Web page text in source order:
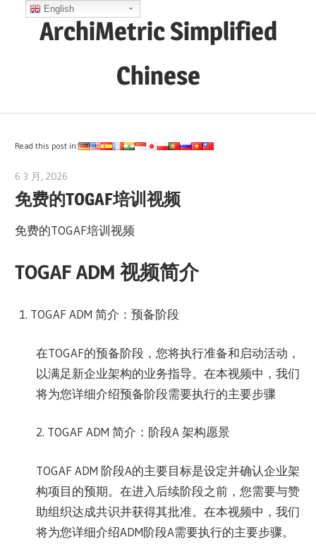
ArchiMetric Simplified
Chinese
Ops,
Agile
and
More
Read this post in:
6 3 月, 2026
免费的TOGAF培训视频
免费的TOGAF培训视频
TOGAF ADM 视频简介
TOGAF ADM 简介：预备阶段
在TOGAF的预备阶段，您将执行准备和启动活动，
以满足新企业架构的业务指导。在本视频中，我们
将为您详细介绍预备阶段需要执行的主要步骤
2. TOGAF ADM 简介：阶段A 架构愿景
TOGAF ADM 阶段A的主要目标是设定并确认企业架
构项目的预期。在进入后续阶段之前，您需要与赞
助组织达成共识并获得其批准。在本视频中，我们
将为您详细介绍ADM阶段A需要执行的主要步骤。
English